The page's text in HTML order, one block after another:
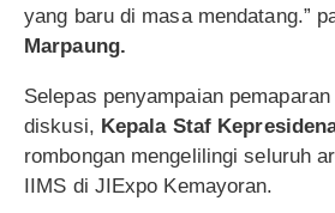
yang baru di masa mendatang.”
Marpaung.
Selepas penyampaian
diskusi, Kepala Staf
rombongan mengelilingi seluruh
IIMS di JIExpo Kemayoran.